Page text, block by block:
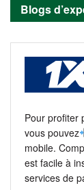
Blogs
Pour profiter
vous pouvez
mobile.
est facile à
services de